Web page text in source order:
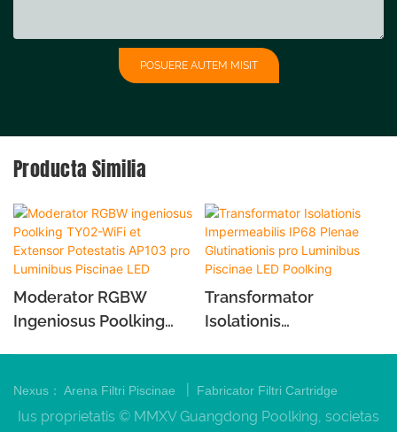
POSUERE AUTEM MISIT
Producta Similia
Moderator RGBW
Ingeniosus Poolking
Luminibus Piscinae LED
Transformator
Isolationis
Pro Luminibus Piscinae
LED Poolking
Nexus： Arena Filtri Piscinae Fabricator Filtri Cartridge
Ius proprietatis © MMXV Guangdong Poolking, societas